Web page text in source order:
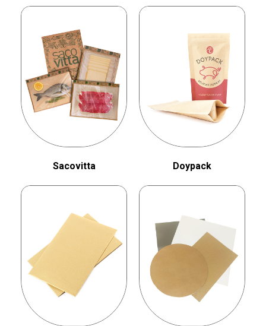
Sacovitta Doypack